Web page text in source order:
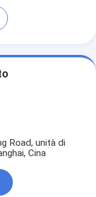
Road, unità di
Cina